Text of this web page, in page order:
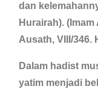
dan
Hurairah). (Imam
Ausath, VIII/346.
Dalam hadist
yatim menjadi